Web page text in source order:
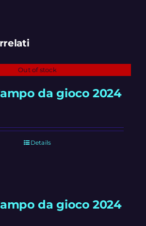
Out of stock
da gioco 2024
Details
da gioco 2024